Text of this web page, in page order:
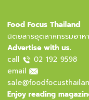
Food Focus Thailand
นิตยสารอุตสาหกรรมอาห
Advertise with us.
call
02 192 9598
email
Enjoy reading